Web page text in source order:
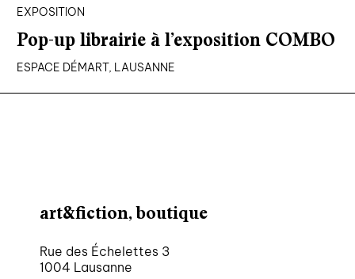
EXPOSITION
Pop-up librairie à l’exposition COMBO
ESPACE DÉMART, LAUSANNE
art&fiction, boutique
Rue des Échelettes 3
1004 Lausanne